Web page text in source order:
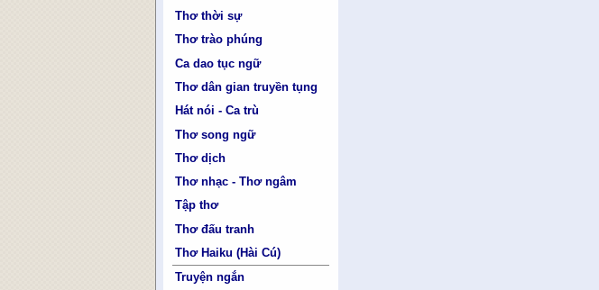
Thơ thời sự
Thơ trào phúng
Ca dao tục ngữ
Thơ dân gian truyền tụng
Hát nói - Ca trù
Thơ song ngữ
Thơ dịch
Thơ nhạc - Thơ ngâm
Tập thơ
Thơ đấu tranh
Thơ Haiku (Hài Cú)
Truyện ngắn